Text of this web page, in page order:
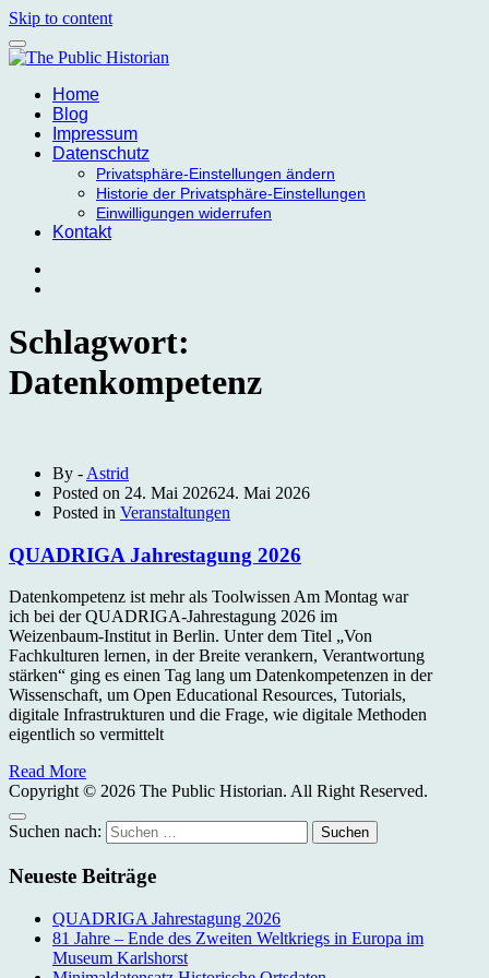
Skip to content
Home
Blog
Impressum
Datenschutz
Privatsphäre-Einstellungen ändern
Historie der Privatsphäre-Einstellungen
Einwilligungen widerrufen
Kontakt
Schlagwort:
Datenkompetenz
By - Astrid
Posted on 24. Mai 202624. Mai 2026
Posted in Veranstaltungen
QUADRIGA Jahrestagung 2026
Datenkompetenz ist mehr als Toolwissen Am Montag war
ich bei der QUADRIGA-Jahrestagung 2026 im
Weizenbaum-Institut in Berlin. Unter dem Titel „Von
Fachkulturen lernen, in der Breite verankern, Verantwortung
stärken“ ging es einen Tag lang um Datenkompetenzen in der
Wissenschaft, um Open Educational Resources, Tutorials,
digitale Infrastrukturen und die Frage, wie digitale Methoden
eigentlich so vermittelt
Read More
Copyright © 2026 The Public Historian. All Right Reserved.
Suchen nach:
Neueste Beiträge
QUADRIGA Jahrestagung 2026
81 Jahre – Ende des Zweiten Weltkriegs in Europa im
Museum Karlshorst